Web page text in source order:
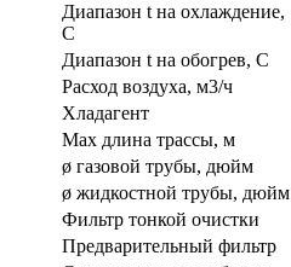
Диапазон t на охлаждение,
С
Диапазон t на обогрев, С
Расход воздуха, м3/ч
Хладагент
Max длина трассы, м
ø газовой трубы, дюйм
ø жидкостной трубы, дюйм
Фильтр тонкой очистки
Предварительный фильтр